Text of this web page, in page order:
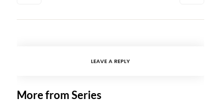
LEAVE A REPLY
More from Series